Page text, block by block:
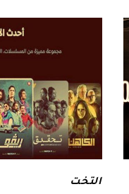
التخت